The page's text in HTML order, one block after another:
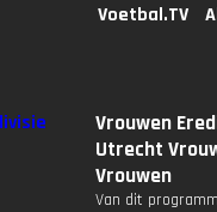
Voetbal.TV
Vrouwen
Utrecht
Vrouwen
Van dit